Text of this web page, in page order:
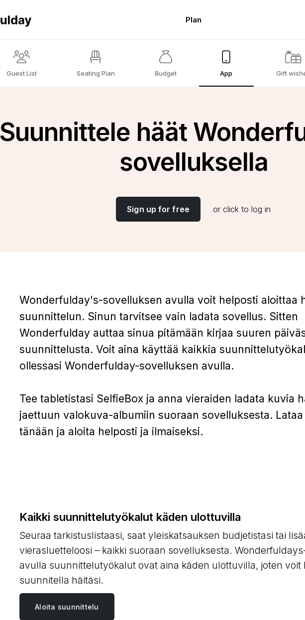
Plan
Guest List Seating Plan Budget App Gift
Suunnittele häät
sovelluksella
Sign up for free or click to log in
Wonderfulday's-sovelluksen avulla voit helposti aloittaa
suunnittelun. Sinun tarvitsee vain ladata sovellus. Sitten
Wonderfulday auttaa sinua pitämään kirjaa suuren
suunnittelusta. Voit aina käyttää kaikkia
ollessasi Wonderfulday-sovelluksen avulla.
Tee tabletistasi SelfieBox ja anna vieraiden ladata kuvia
jaettuun valokuva-albumiin suoraan sovelluksesta.
tänään ja aloita helposti ja ilmaiseksi.
Kaikki suunnittelutyökalut käden ulottuvilla
Seuraa tarkistuslistaasi, saat yleiskatsauksen budjetistasi tai
vierasluetteloosi – kaikki suoraan sovelluksesta.
avulla suunnittelutyökalut ovat aina käden ulottuvilla, joten voit
suunnitella häitäsi.
Aloita suunnittelu